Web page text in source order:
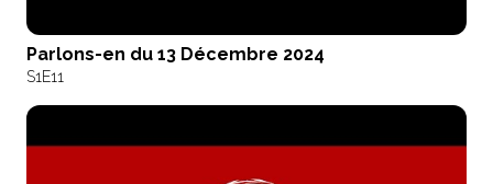
Parlons-en du 13 Décembre 2024
S1E11